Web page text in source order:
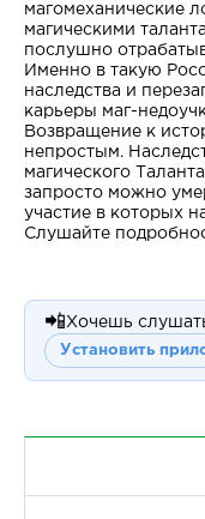
магомеханические
магическими
послушно
Именно в такую
наследства и
карьеры маг-
Возвращение к
непростым.
магического
запросто можно
участие в которых
Слушайте
📲 Хочешь
Установить